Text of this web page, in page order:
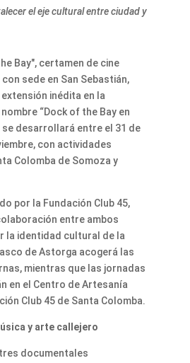
el eje cultural entre ciudad y
Bay", certamen de cine
sede en San Sebastián,
inédita en la
“Dock of the Bay en
se desarrollará entre el 31 de
con actividades
Colomba de Somoza y
por la Fundación Club 45,
entre ambos
la identidad cultural de la
de Astorga acogerá las
mientras que las jornadas
en el Centro de Artesanía
Club 45 de Santa Colomba.
y arte callejero
documentales